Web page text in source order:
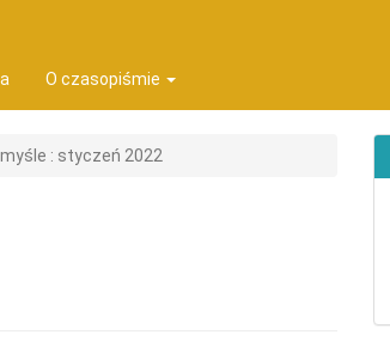
O czasopiśmie
: styczeń 2022